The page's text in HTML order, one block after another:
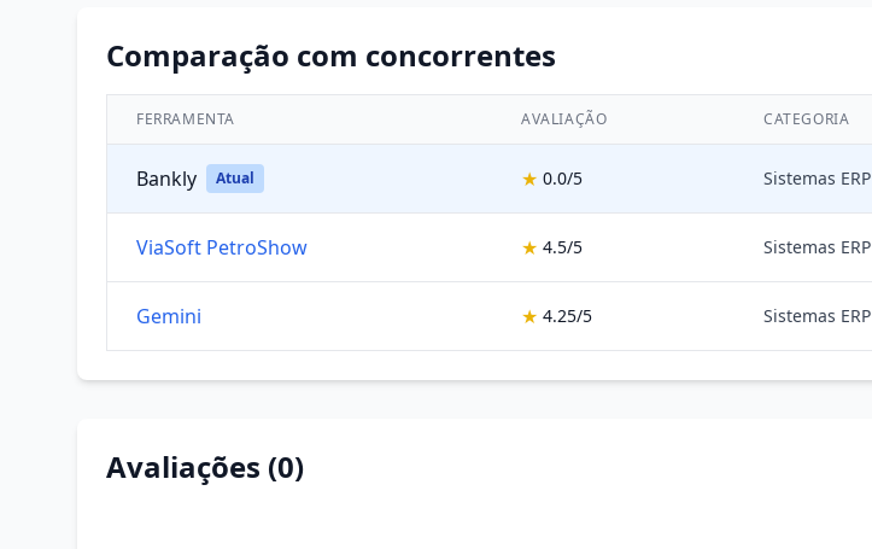
Comparação com concorrentes
FERRAMENTA AVALIAÇÃO CATEGORIA
Bankly Atual ★ 0.0/5 Sistemas ERP
ViaSoft PetroShow ★ 4.5/5 Sistemas ERP
Gemini ★ 4.25/5 Sistemas ERP
Avaliações (0)